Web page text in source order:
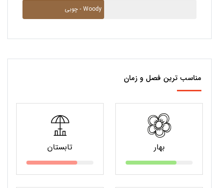
چوبی - Woody
مناسب ترین فصل و زمان
بهار تابستان